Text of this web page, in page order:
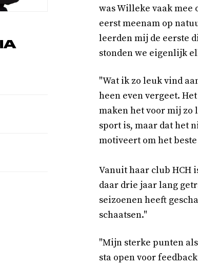
was Willeke vaak mee
eerst meenam op
leerden mij de eerste
stonden we eigenlijk
"Wat ik zo leuk vind
heen even vergeet.
maken het voor mij zo
sport is, maar dat het
motiveert om het
Vanuit haar club HCH
daar drie jaar lang
seizoenen heeft
schaatsen."
"Mijn sterke punten
sta open voor